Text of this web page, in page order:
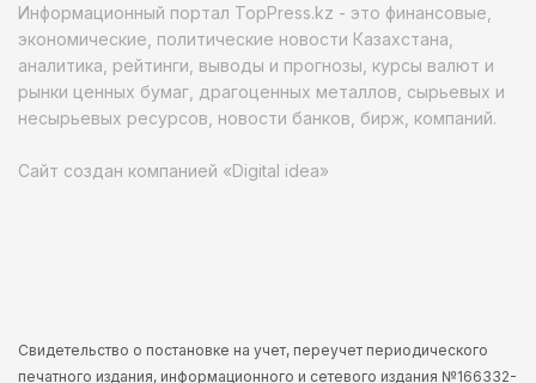
Информационный портал TopPress.kz - это финансовые,
экономические, политические новости Казахстана,
аналитика, рейтинги, выводы и прогнозы, курсы валют и
рынки ценных бумаг, драгоценных металлов, сырьевых и
несырьевых ресурсов, новости банков, бирж, компаний.
Сайт создан компанией «Digital idea»
Свидетельство о постановке на учет, переучет периодического
печатного издания, информационного и сетевого издания №166332-